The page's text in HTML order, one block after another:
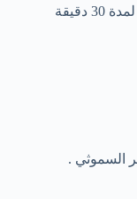
: ممارسة التمارين الرياضية لمدة 30 دقيقة